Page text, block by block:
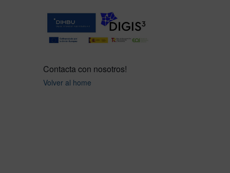
Contacta con nosotros!
Volver al home